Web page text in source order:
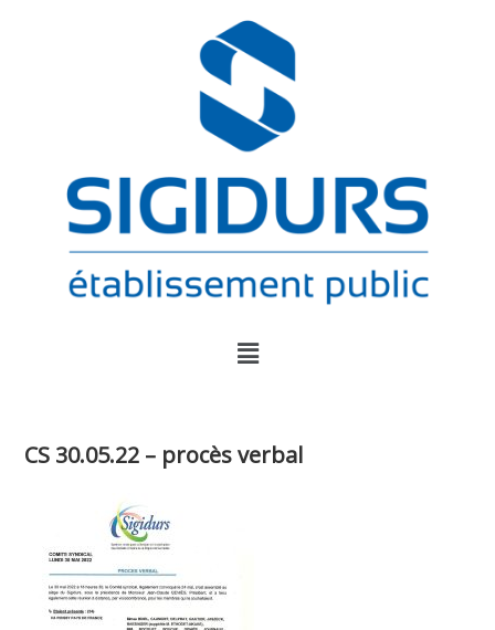
CS 30.05.22 – procès verbal